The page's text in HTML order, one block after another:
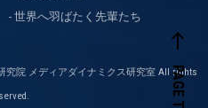
west
PAGE TOP
世界へ羽ばたく先輩たち
院 メディアダイナミクス研究室 All rights